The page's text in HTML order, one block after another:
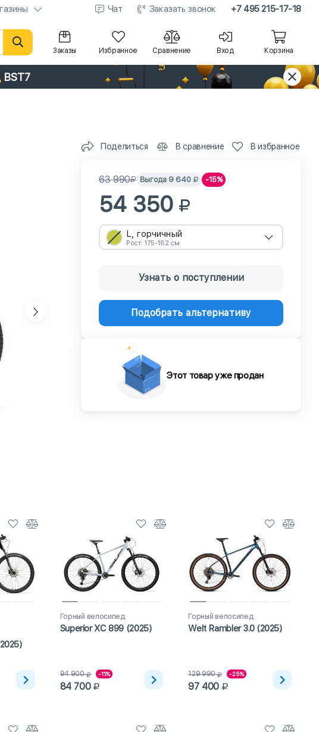
Чат Заказать звонок +7 495 215-17-18
Заказы Избранное Сравнение Вход Корзина
BST7
Поделиться В сравнение В избранное
63 990 Выгода 9 640 -15%
54 350
L, горчичный
Рост: 175-182 см
Узнать о поступлении
Подобрать альтернативу
Этот товар уже продан
Горный велосипед
Superior XC 899 (2025)
94 900 -11%
84 700
Горный велосипед
Welt Rambler 3.0 (2025)
129 990 -25%
97 400